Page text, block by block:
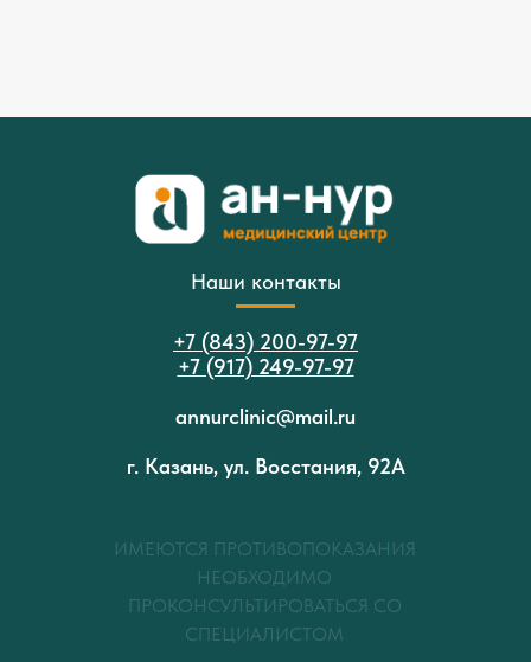
Наши контакты
+7 (843) 200-97-97
+7 (917) 249-97-97
annurclinic@mail.ru
г. Казань, ул. Восстания, 92А
ИМЕЮТСЯ ПРОТИВОПОКАЗАНИЯ
НЕОБХОДИМО
ПРОКОНСУЛЬТИРОВАТЬСЯ СО
СПЕЦИАЛИСТОМ